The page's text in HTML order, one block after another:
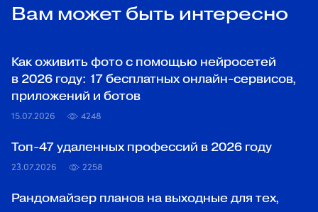
Вам может быть интересно
Как оживить фото с помощью нейросетей
в 2026 году: 17 бесплатных онлайн-сервисов,
приложений и ботов
15.07.2026 4248
Топ‑47 удаленных профессий в 2026 году
23.07.2026 2258
Рандомайзер планов на выходные для тех,